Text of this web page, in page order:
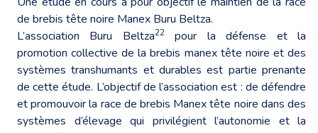
de brebis tête noire Manex Buru Beltza.
L’association Buru Beltza22pour la défense et la
promotion collective de la brebis manex tête noire et des
systèmes transhumants et durables est partie prenante
de cette étude. L’objectif de l’association est : de défendre
et promouvoir la race de brebis Manex tête noire dans des
systèmes d’élevage qui privilégient l’autonomie et la